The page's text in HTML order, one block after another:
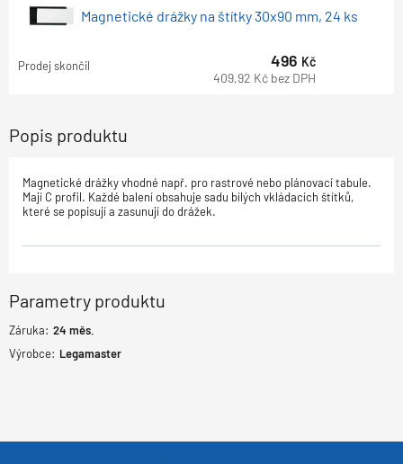
Magnetické drážky na štítky 30x90 mm, 24 ks
Prodej skončil 496 Kč
409,92 Kč bez DPH
Popis produktu
Magnetické drážky vhodné např. pro rastrové nebo plánovací tabule.
Mají C profil. Každé balení obsahuje sadu bílých vkládacích štítků,
které se popisují a zasunují do drážek.
Parametry produktu
Záruka: 24 měs.
Výrobce: Legamaster